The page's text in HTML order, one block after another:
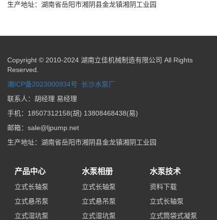
生产地址：湖南省岳阳市湘阴县金龙镇湘阴工业园
Copyright © 2010-2024 湖南立佳机械制造有限公司 All Rights
Reserved.
湘ICP备2023000934号 长沙水泵厂
联系人：胡经理 易经理
手机：18507312158(胡) 13808468438(易)
邮箱：sale@ljpump.net
生产地址：湖南省岳阳市湘阴县金龙镇湘阴工业园
产品中心
立式长轴泵
立式悬吊泵
立式湿坑泵
水泵相册
立式长轴泵
立式悬吊泵
立式湿坑泵
水泵技术
资料下载
立式长轴泵
立式筒袋式凝泵